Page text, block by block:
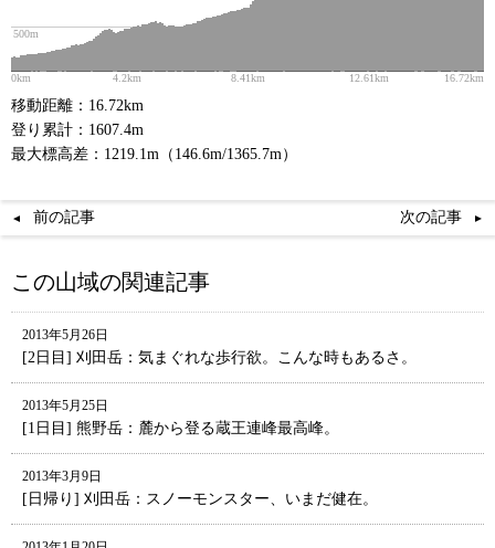
500m
0km 4.2km 8.41km 12.61km 16.72km
移動距離：16.72km
登り累計：1607.4m
最大標高差：1219.1m（146.6m/1365.7m）
前の記事 次の記事
この山域の関連記事
2013年5月26日
[2日目] 刈田岳：気まぐれな歩行欲。こんな時もあるさ。
2013年5月25日
[1日目] 熊野岳：麓から登る蔵王連峰最高峰。
2013年3月9日
[日帰り] 刈田岳：スノーモンスター、いまだ健在。